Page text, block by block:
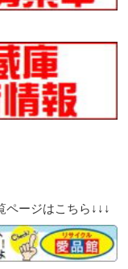
ページはこちら↓↓↓